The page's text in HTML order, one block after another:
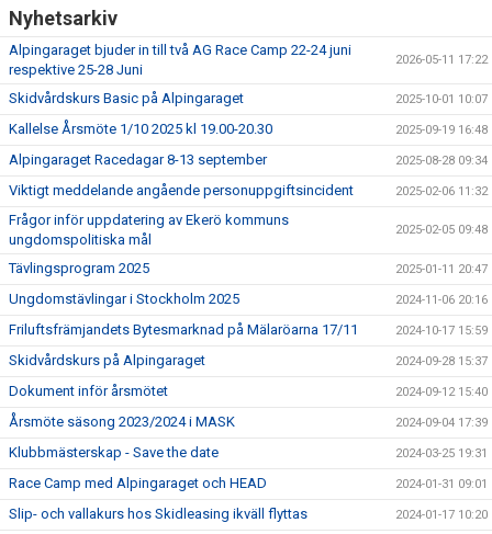
TÄVLING
MASK KALENDER
BILDGALLERI
SPONSORER & PARTNERS
KLUBBKLÄDER
MATILDA RAPAPORT MINNESFOND
Nyhetsarkiv
Alpingaraget bjuder in till två AG Race Camp 22-24 juni
respektive 25-28 Juni
2026-05-11 17:22
Skidvårdskurs Basic på Alpingaraget 2025-10-01 10:07
Kallelse Årsmöte 1/10 2025 kl 19.00-20.30 2025-09-19 16:48
Alpingaraget Racedagar 8-13 september 2025-08-28 09:34
Viktigt meddelande angående personuppgiftsincident 2025-02-06 11:32
Frågor inför uppdatering av Ekerö kommuns
ungdomspolitiska mål
2025-02-05 09:48
Tävlingsprogram 2025 2025-01-11 20:47
Ungdomstävlingar i Stockholm 2025 2024-11-06 20:16
Friluftsfrämjandets Bytesmarknad på Mälaröarna 17/11 2024-10-17 15:59
Skidvårdskurs på Alpingaraget 2024-09-28 15:37
Dokument inför årsmötet 2024-09-12 15:40
Årsmöte säsong 2023/2024 i MASK 2024-09-04 17:39
Klubbmästerskap - Save the date 2024-03-25 19:31
Race Camp med Alpingaraget och HEAD 2024-01-31 09:01
Slip- och vallakurs hos Skidleasing ikväll flyttas 2024-01-17 10:20